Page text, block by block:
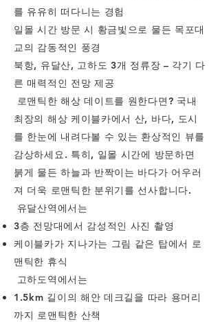
를 유유히 떠다니는 경험
일몰 시간 방문 시 황금빛으로 물든 목포대
교의 감동적인 풍경
북항, 유달산, 고하도 3개 정류장 – 각기 다
른 매력적인 전망 제공
로맨틱한 해상 데이트를 원한다면? 국내
최장의 해상 케이블카에서 산, 바다, 도시
를 한눈에 내려다볼 수 있는 환상적인 뷰를
감상하세요. 특히, 일몰 시간에 방문하면
붉게 물든 하늘과 반짝이는 바다가 어우러
져 더욱 로맨틱한 분위기를 선사합니다.
유달산역에서는
3층 전망대에서 감성적인 사진 촬영
케이블카가 지나가는 그림 같은 탑에서 로
맨틱한 휴식
고하도역에서는
1.5km 길이의 해안 데크길을 따라 용머리
까지 로맨틱한 산책